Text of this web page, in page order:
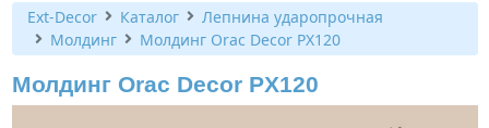
Ext-Decor Каталог
Лепнина ударопрочная
Молдинг
Молдинг Orac Decor PX120
Молдинг Orac Decor PX120